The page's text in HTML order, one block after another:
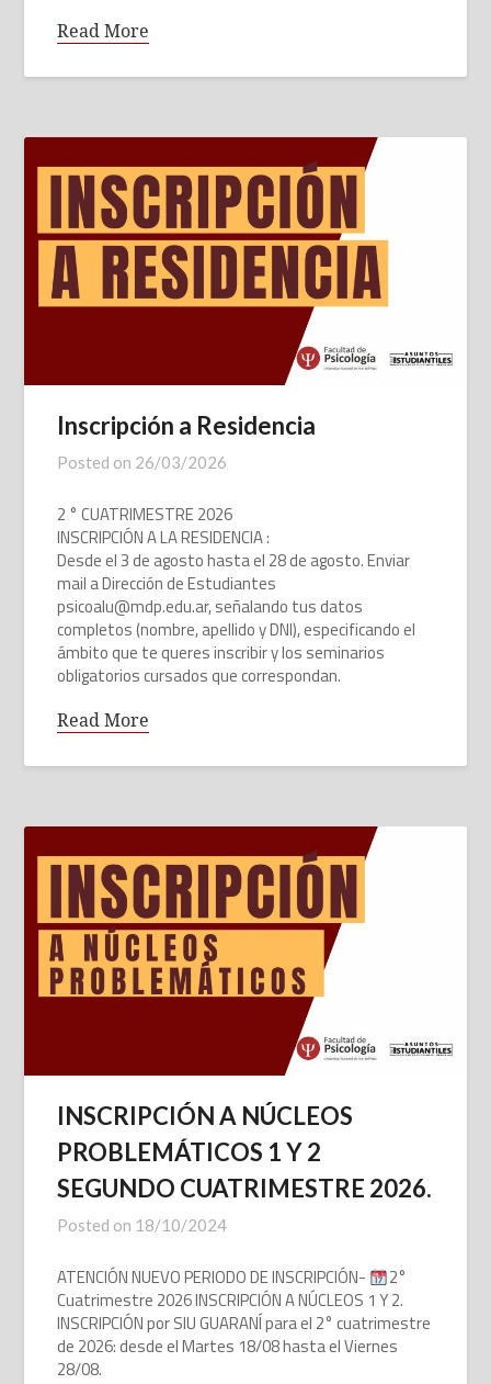
Read More
Inscripción a Residencia
Posted on 26/03/2026
2 ° CUATRIMESTRE 2026
INSCRIPCIÓN A LA RESIDENCIA :
Desde el 3 de agosto hasta el 28 de agosto. Enviar
mail a Dirección de Estudiantes
psicoalu@mdp.edu.ar, señalando tus datos
completos (nombre, apellido y DNI), especificando el
ámbito que te queres inscribir y los seminarios
obligatorios cursados que correspondan.
Read More
INSCRIPCIÓN A NÚCLEOS
PROBLEMÁTICOS 1 Y 2
SEGUNDO CUATRIMESTRE 2026.
Posted on 18/10/2024
ATENCIÓN NUEVO PERIODO DE INSCRIPCIÓN-
2°
Cuatrimestre 2026 INSCRIPCIÓN A NÚCLEOS 1 Y 2.
INSCRIPCIÓN por SIU GUARANÍ para el 2° cuatrimestre
de 2026: desde el Martes 18/08 hasta el Viernes
28/08.